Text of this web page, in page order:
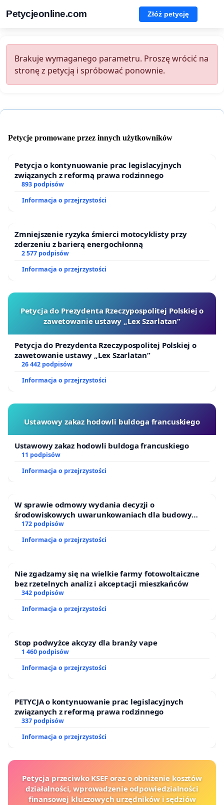
Petycjeonline.com Złóż petycję
Brakuje wymaganego parametru. Proszę wrócić na
stronę z petycją i spróbować ponownie.
Petycje promowane przez innych użytkowników
Petycja o kontynuowanie prac legislacyjnych
związanych z reformą prawa rodzinnego
893 podpisów
Informacja o przejrzystości
Zmniejszenie ryzyka śmierci motocyklisty przy
zderzeniu z barierą energochłonną
2 577 podpisów
Informacja o przejrzystości
Petycja do Prezydenta Rzeczypospolitej Polskiej o
zawetowanie ustawy „Lex Szarlatan”
Petycja do Prezydenta Rzeczypospolitej Polskiej o
zawetowanie ustawy „Lex Szarlatan”
26 442 podpisów
Informacja o przejrzystości
Ustawowy zakaz hodowli buldoga francuskiego
Ustawowy zakaz hodowli buldoga francuskiego
11 podpisów
Informacja o przejrzystości
W sprawie odmowy wydania decyzji o
środowiskowych uwarunkowaniach dla budowy
zakładu wytwarzania biometanu „Krynki” w
Ostrowiu Południowym oraz ochrony mieszkańców i
Puszczy Knyszyńskiej
172 podpisów
Informacja o przejrzystości
Nie zgadzamy się na wielkie farmy fotowoltaiczne
bez rzetelnych analiz i akceptacji mieszkańców
342 podpisów
Informacja o przejrzystości
Stop podwyżce akcyzy dla branży vape
1 460 podpisów
Informacja o przejrzystości
PETYCJA o kontynuowanie prac legislacyjnych
związanych z reformą prawa rodzinnego
337 podpisów
Informacja o przejrzystości
Petycja przeciwko KSEF oraz o obniżenie kosztów
działalności, wprowadzenie odpowiedzialności
finansowej kluczowych urzędników i sędziów